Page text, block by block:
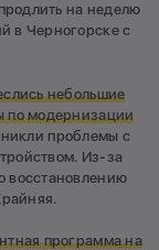
на неделю
в Черногорске с
небольшие
по модернизации
проблемы с
Из-за
восстановлению
программа на